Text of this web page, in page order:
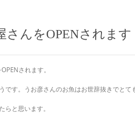
んをOPENされます
されます。
す。うお彦さんのお魚はお世辞抜きでとて
と思います。